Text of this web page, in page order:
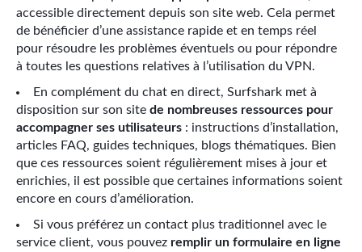
accessible directement depuis son site web. Cela permet
de bénéficier d’une assistance rapide et en temps réel
pour résoudre les problèmes éventuels ou pour répondre
à toutes les questions relatives à l’utilisation du VPN.
En complément du chat en direct, Surfshark met à
disposition sur son site de nombreuses ressources pour
accompagner ses utilisateurs : instructions d’installation,
articles FAQ, guides techniques, blogs thématiques. Bien
que ces ressources soient régulièrement mises à jour et
enrichies, il est possible que certaines informations soient
encore en cours d’amélioration.
Si vous préférez un contact plus traditionnel avec le
service client, vous pouvez remplir un formulaire en ligne